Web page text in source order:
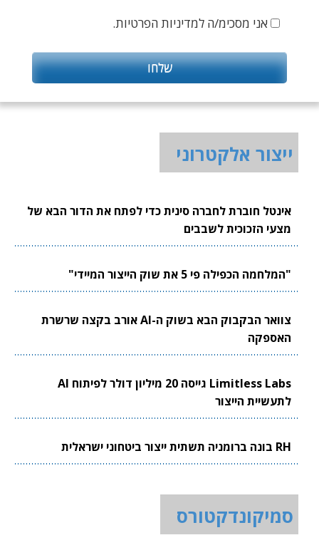
אני מסכימ/ה למדיניות הפרטיות.
ייצור אלקטרוני
אינטל חוברת לחברה סינית כדי לפתח את הדור הבא של
מצעי הזכוכית לשבבים
"המלחמה הכפילה פי 5 את שוק הייצור המיידי"
צוואר הבקבוק הבא בשוק ה-AI אורב בקצה שרשרת
האספקה
Limitless Labs גייסה 20 מיליון דולר לפיתוח AI
לתעשיית הייצור
RH בונה ברומניה תשתית ייצור ביטחוני ישראלית
סמיקונדקטורס